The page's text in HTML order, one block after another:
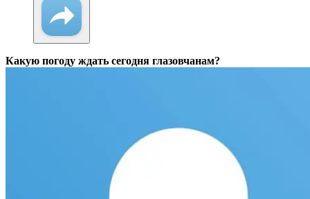
Какую погоду ждать сегодня глазовчанам?